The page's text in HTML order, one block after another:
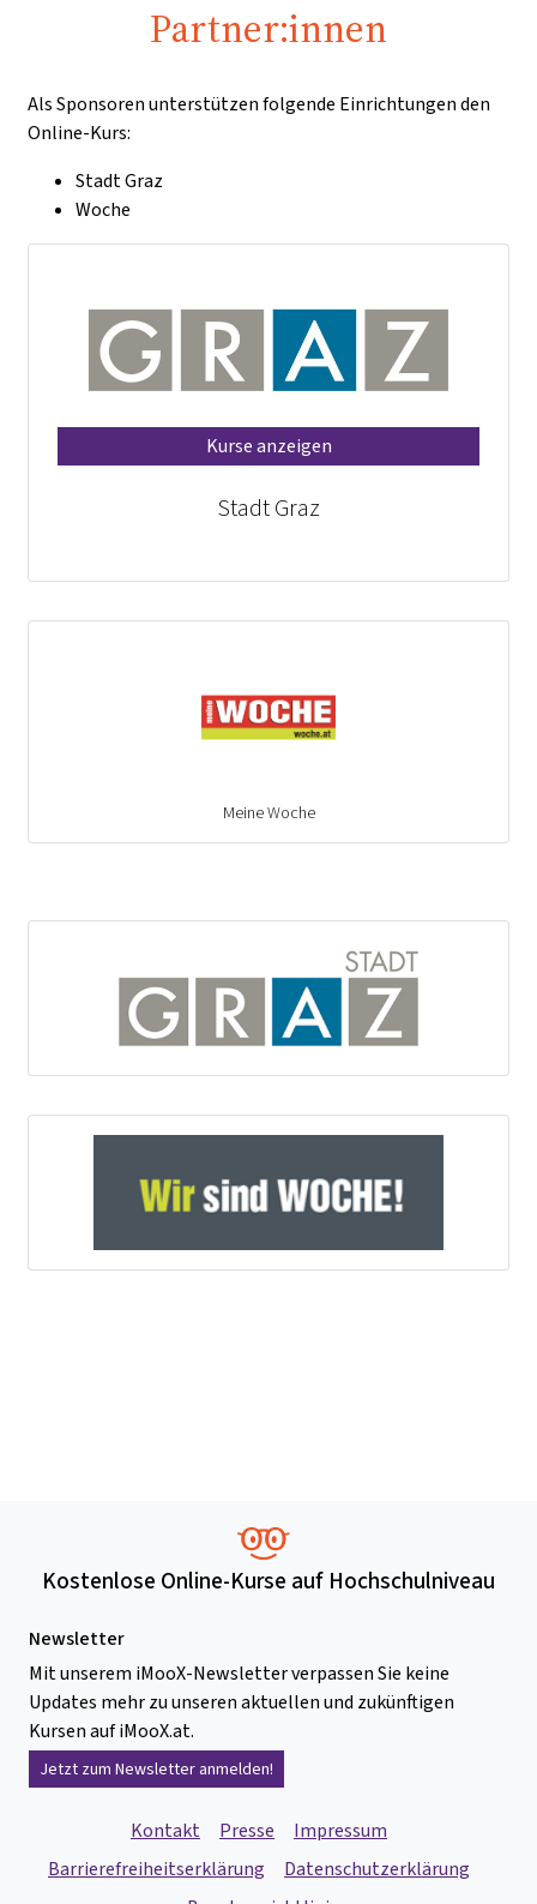
Partner:innen
Als Sponsoren unterstützen folgende Einrichtungen den
Online-Kurs:
Stadt Graz
Woche
Kurse anzeigen
Stadt Graz
Meine Woche
Kostenlose Online-Kurse auf Hochschulniveau
Newsletter
Mit unserem iMooX-Newsletter verpassen Sie keine
Updates mehr zu unseren aktuellen und zukünftigen
Kursen auf iMooX.at.
Jetzt zum Newsletter anmelden!
Kontakt Presse
Impressum
Barrierefreiheitserklärung
Datenschutzerklärung